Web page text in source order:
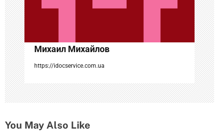
п
и
с
я
м
Михаил Михайлов
https://idocservice.com.ua
You May Also Like